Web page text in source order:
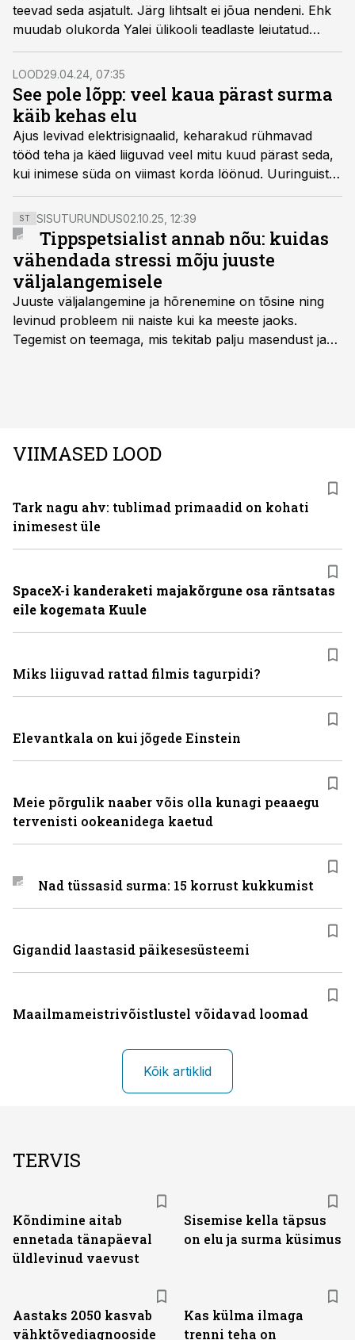
teevad seda asjatult. Järg lihtsalt ei jõua nendeni. Ehk
muudab olukorda Yalei ülikooli teadlaste leiutatud
sinine imevedelik, millega on võimalik surnud inimeste
elundeid kauem elus hoida ja ühel päeval ehk ka
elavaid aidata.
LOOD29.04.24, 07:35
See pole lõpp: veel kaua pärast surma
käib kehas elu
Ajus levivad elektrisignaalid, keharakud rühmavad
tööd teha ja käed liiguvad veel mitu kuud pärast seda,
kui inimese süda on viimast korda löönud. Uuringuist
selgub laiba siseelu surmajärgsetel minutitel, päevadel
ja kuudel.
ST SISUTURUNDUS02.10.25, 12:39
Tippspetsialist annab nõu: kuidas
vähendada stressi mõju juuste
väljalangemisele
Juuste väljalangemine ja hõrenemine on tõsine ning
levinud probleem nii naiste kui ka meeste jaoks.
Tegemist on teemaga, mis tekitab palju masendust ja
VIIMASED LOOD
Tark nagu ahv: tublimad primaadid on kohati
inimesest üle
SpaceX-i kanderaketi majakõrgune osa räntsatas
eile kogemata Kuule
Miks liiguvad rattad filmis tagurpidi?
Elevantkala on kui jõgede Einstein
Meie põrgulik naaber võis olla kunagi peaaegu
tervenisti ookeanidega kaetud
Nad tüssasid surma: 15 korrust kukkumist
Gigandid laastasid päikesesüsteemi
Maailmameistrivõistlustel võidavad loomad
Kõik artiklid
TERVIS
Kõndimine aitab
ennetada tänapäeval
üldlevinud vaevust
Sisemise kella täpsus
on elu ja surma küsimus
Aastaks 2050 kasvab
vähktõvediagnooside
Kas külma ilmaga
trenni teha on